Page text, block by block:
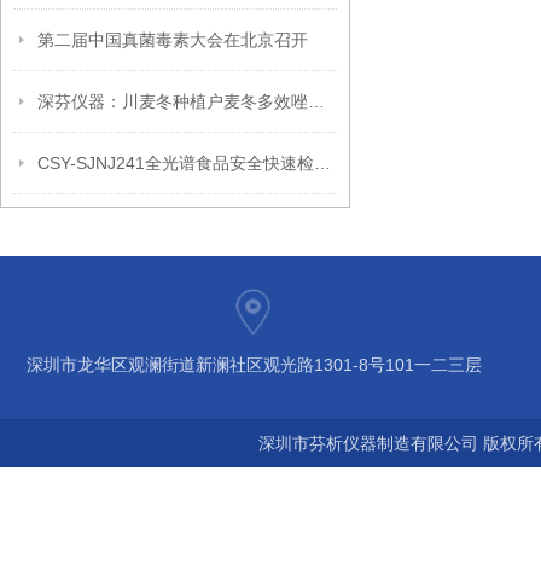
第二届中国真菌毒素大会在北京召开
深圳市龙华区观澜街道新澜社区观光路1301-8号101一二三层
深圳市芬析仪器制造有限公司 版权